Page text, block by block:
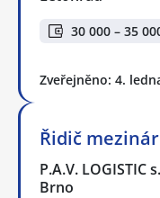
30 000 – 35
Zveřejněno: 4.
Řidič
P.A.V. LOGISTIC
Brno